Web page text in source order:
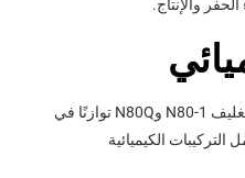
والإنتاج.
يوفر التركيب الكيميائي لأنابيب التغليف N80-1 وN80Q توازنًا في
التركيبات الكيميائية